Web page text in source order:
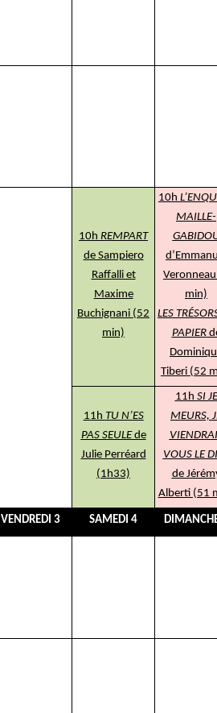
10h REMPART
de Sampiero
Raffalli et
Maxime
Buchignani (52
min)
10h
MAILLE-
min)
LES
PAPIER
Tiberi (52
11h TU N’ES
PAS SEULEde
Julie Perréard
(1h33)
11h SI JE
MEURS,
VOUS LE
de
Alberti (51
VENDREDI 3 SAMEDI 4